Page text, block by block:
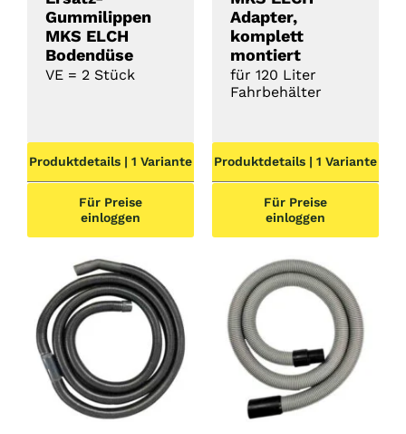
Gummilippen
MKS ELCH
Bodendüse
VE = 2 Stück
Produktdetails | 1 Variante
Für Preise
einloggen
Adapter,
komplett
montiert
für 120 Liter
Fahrbehälter
Produktdetails | 1 Variante
Für Preise
einloggen
DETAILS